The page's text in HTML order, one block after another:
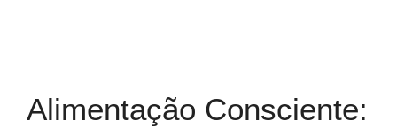
Alimentação Consciente: